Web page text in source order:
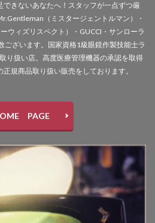
できないあなたへ！スタッフが一点ずつ厳
（ミスタージェントルマン）・
ーウィズリスペクト）・GUCCI・サンローラ
ございます。国家資格1級眼鏡作製技能士ラ
り扱い店。高度医療管理機器の承認を取得
規商品取り扱い販売をしております。
PAGE